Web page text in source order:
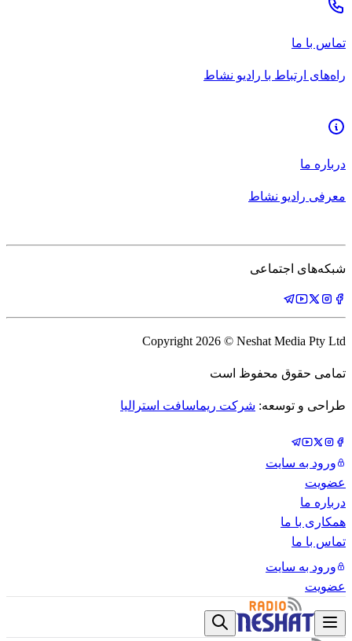
تماس با ما
راه‌های ارتباط با رادیو نشاط
درباره ما
معرفی رادیو نشاط
شبکه‌های اجتماعی
Copyright 2026 © Neshat Media Pty Ltd
تمامی حقوق محفوظ است
طراحی و توسعه: شرکت ریماسافت استرالیا
ورود به سایت
عضویت
درباره ما
همکاری با ما
تماس با ما
ورود به سایت
عضویت